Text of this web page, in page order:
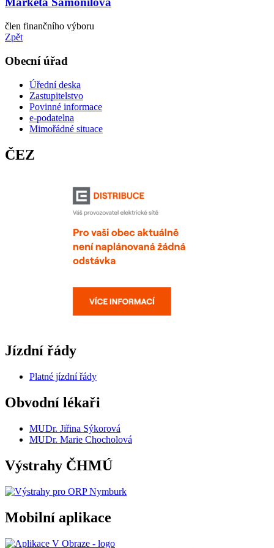
člen finančního výboru
Zpět
Obecní úřad
Úřední deska
Zastupitelstvo
Povinné informace
e-podatelna
Mimořádné situace
ČEZ
Jízdní řády
Platné jízdní řády
Obvodní lékaři
MUDr. Jiřina Sýkorová
MUDr. Marie Chocholová
Výstrahy ČHMÚ
Mobilní aplikace